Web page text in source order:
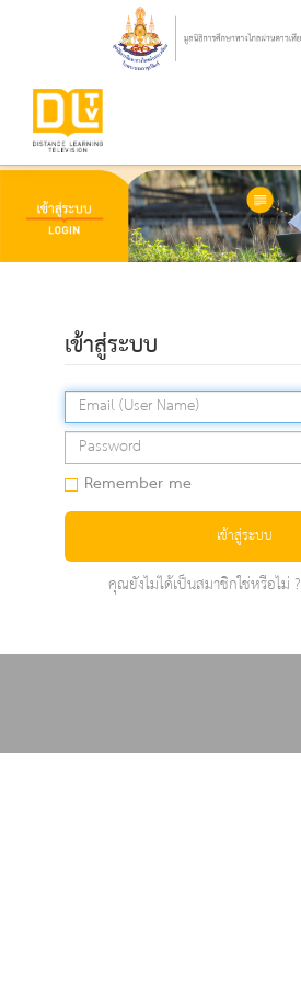
เข้าสู่ระบบ
Remember me
เข้าสู่ระบบ
คุณยังไม่ได้เป็นสมาชิกใช่หรือไม่ ?